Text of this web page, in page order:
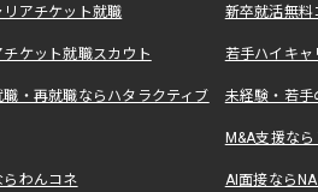
アチケット就職 新卒就活無料
ケット就職スカウト 若手ハイキ
・再就職ならハタラクティブ 未経験・若手
M&A支援な
らわんコネ AI面接なら